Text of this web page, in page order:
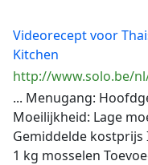
Videorecept voor
Kitchen
http://www.solo.be/
... Menugang:
Moeilijkheid: Lage
Gemiddelde
1 kg mosselen